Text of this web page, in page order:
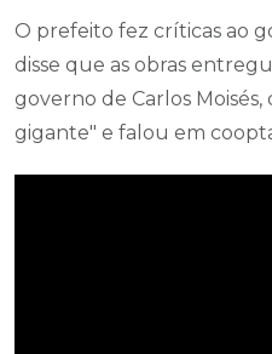
O prefeito fez críticas ao
disse que as obras
governo de Carlos
gigante" e falou em